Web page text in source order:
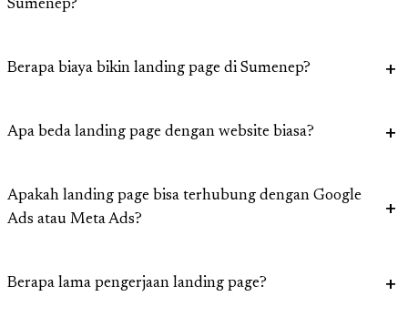
Sumenep?
Berapa biaya bikin landing page di Sumenep?
Apa beda landing page dengan website biasa?
Apakah landing page bisa terhubung dengan Google
Ads atau Meta Ads?
Berapa lama pengerjaan landing page?